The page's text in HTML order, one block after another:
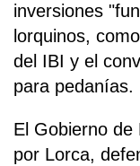
inversiones
lorquinos,
del IBI y el
para pedanías.
El Gobierno de
por Lorca,